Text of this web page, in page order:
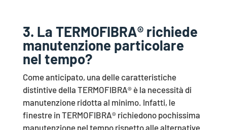
3. La TERMOFIBRA® richiede
manutenzione particolare
nel tempo?
Come anticipato, una delle caratteristiche
distintive della TERMOFIBRA® è la necessità di
manutenzione ridotta al minimo. Infatti, le
finestre in TERMOFIBRA® richiedono pochissima
manutenzione nel tempo rispetto alle alternative